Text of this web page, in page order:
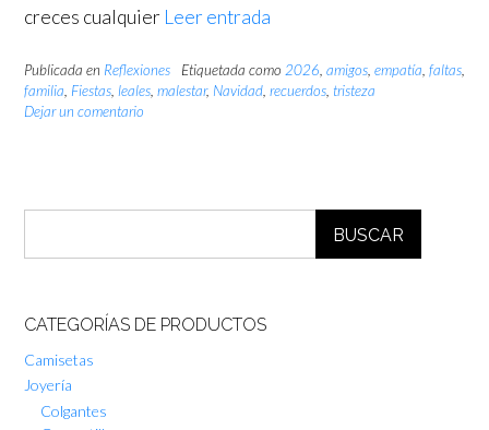
creces cualquier Leer entrada
Publicada en Reflexiones Etiquetada como 2026, amigos, empatía, faltas,
familia, Fiestas, leales, malestar, Navidad, recuerdos, tristeza
Dejar un comentario
BUSCAR
CATEGORÍAS DE PRODUCTOS
Camisetas
Joyería
Colgantes